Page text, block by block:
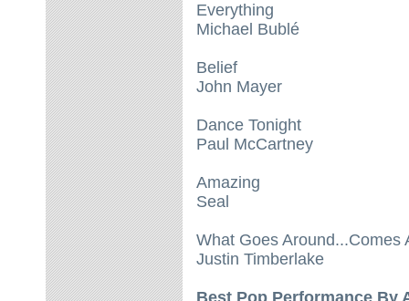
Everything
Michael Bublé
Belief
John Mayer
Dance Tonight
Paul McCartney
Amazing
Seal
What Goes Around...Comes
Justin Timberlake
Best Pop Performance By